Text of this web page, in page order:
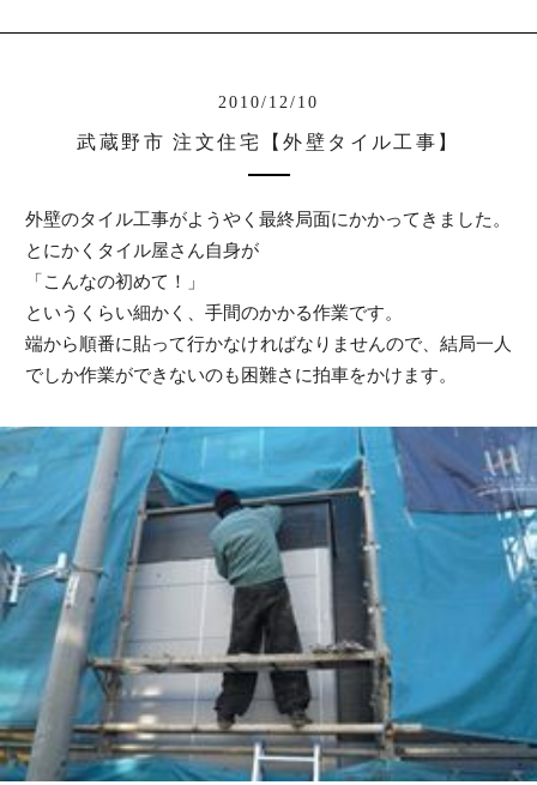
2010/12/10
武蔵野市 注文住宅【外壁タイル工事】
外壁のタイル工事がようやく最終局面にかかってきました。
とにかくタイル屋さん自身が
「こんなの初めて！」
というくらい細かく、手間のかかる作業です。
端から順番に貼って行かなければなりませんので、結局一人
でしか作業ができないのも困難さに拍車をかけます。